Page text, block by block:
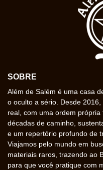
SOBRE
Além de Salém é uma casa
o oculto a sério. Desde
real, com uma ordem
décadas de caminho,
e um repertório profundo de
Viajamos pelo mundo em
materiais raros, trazendo ao
para que você pratique com